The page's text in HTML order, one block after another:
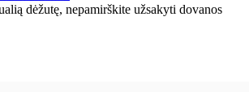
dėžutę, nepamirškite užsakyti dovanos